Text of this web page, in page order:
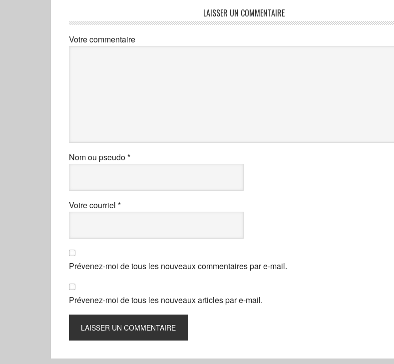
LAISSER UN COMMENTAIRE
Votre commentaire
Nom ou pseudo*
Votre courriel *
Prévenez-moi de tous les nouveaux commentaires par e-mail.
Prévenez-moi de tous les nouveaux articles par e-mail.